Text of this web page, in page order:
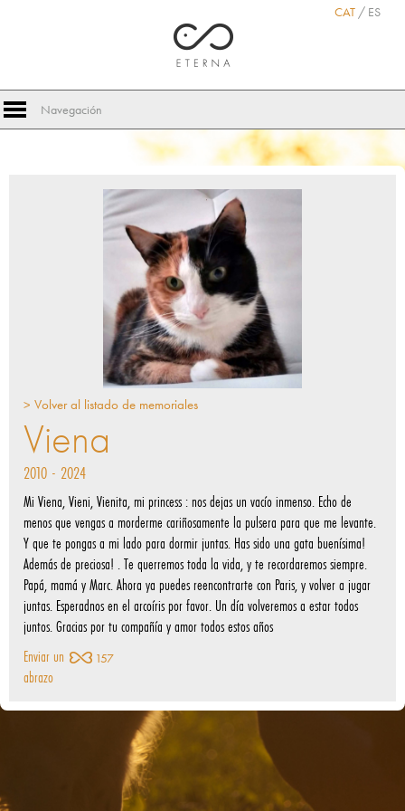
CAT / ES
Navegación
Viena
> Volver al listado de memoriales
2010 - 2024
Mi Viena, Vieni, Vienita, mi princess : nos dejas un vacío inmenso. Echo de
menos que vengas a morderme cariñosamente la pulsera para que me levante.
Y que te pongas a mi lado para dormir juntas. Has sido una gata buenísima!
Además de preciosa! . Te querremos toda la vida, y te recordaremos siempre.
Papá, mamá y Marc. Ahora ya puedes reencontrarte con Paris, y volver a jugar
juntas. Esperadnos en el arcoíris por favor. Un día volveremos a estar todos
juntos. Gracias por tu compañía y amor todos estos años
Enviar un
abrazo
157